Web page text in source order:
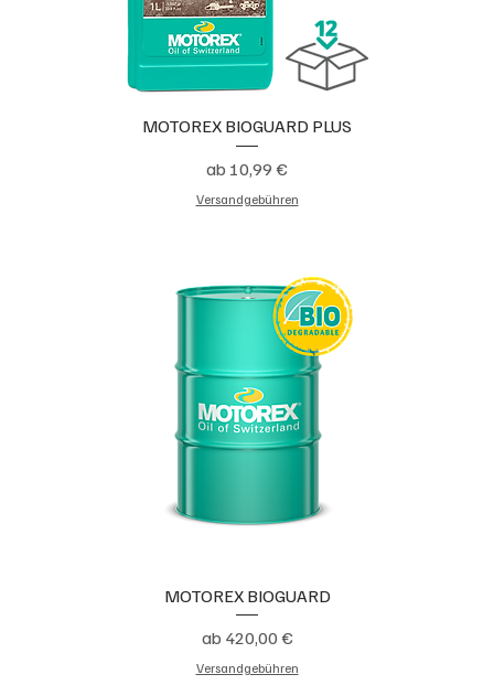
MOTOREX BIOGUARD PLUS
ab 10,99 €
Sale-Preis
Versandgebühren
MOTOREX BIOGUARD
ab 420,00 €
Sale-Preis
Versandgebühren